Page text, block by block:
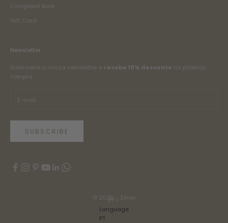
Complaint Book
Gift Card
Newsletter
Subscreve a nossa newsletter e recebe 10% desconto na próxima
compra.
SUBSCRIBE
PT
Language
PT
© 2026 - Zilian